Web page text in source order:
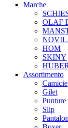
Marche
OLAF
HOM
SKINY
HUBER
Assortimento
Camicie
Gilet
Punture
Slip